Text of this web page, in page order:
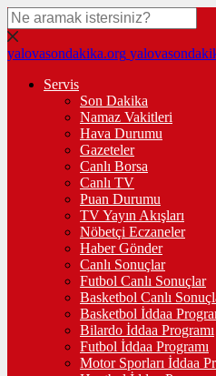
yalovasondakika.org
Servis
Son Dakika
Namaz Vakitleri
Hava Durumu
Gazeteler
Canlı Borsa
Canlı TV
Puan Durumu
TV Yayın Akışları
Nöbetçi Eczaneler
Haber Gönder
Canlı Sonuçlar
Futbol Canlı Sonuçlar
Basketbol Canlı
Basketbol İddaa
Bilardo İddaa Programı
Futbol İddaa Programı
Motor Sporları İddaa